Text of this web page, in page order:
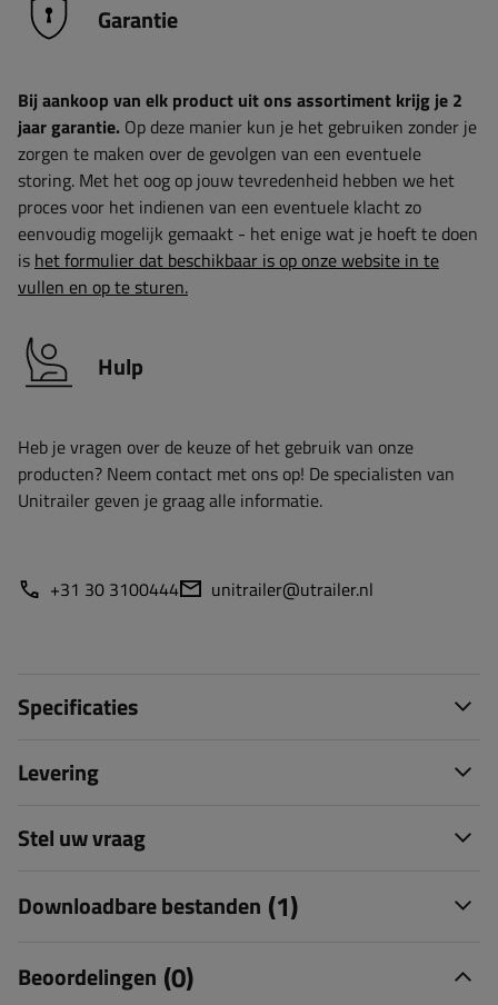
Garantie
Bij aankoop van elk product uit ons assortiment krijg je 2
jaar garantie. Op deze manier kun je het gebruiken zonder je
zorgen te maken over de gevolgen van een eventuele
storing. Met het oog op jouw tevredenheid hebben we het
proces voor het indienen van een eventuele klacht zo
eenvoudig mogelijk gemaakt - het enige wat je hoeft te doen
is het formulier dat beschikbaar is op onze website in te
vullen en op te sturen.
Hulp
Heb je vragen over de keuze of het gebruik van onze
producten? Neem contact met ons op! De specialisten van
Unitrailer geven je graag alle informatie.
+31 30 3100444 unitrailer@utrailer.nl
Specificaties
Levering
Stel uw vraag
Downloadbare bestanden (1)
Beoordelingen (0)